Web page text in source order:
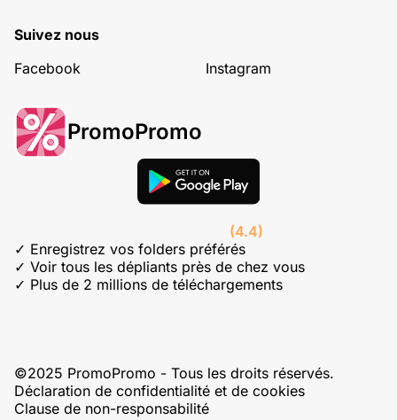
Suivez nous
Facebook
Instagram
PromoPromo
(4.4)
✓ Enregistrez vos folders préférés
✓ Voir tous les dépliants près de chez vous
✓ Plus de 2 millions de téléchargements
©2025 PromoPromo - Tous les droits réservés.
Déclaration de confidentialité et de cookies
Clause de non-responsabilité